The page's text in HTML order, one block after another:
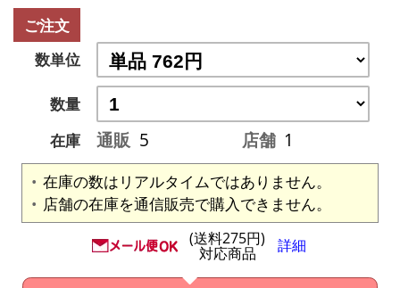
ご注文
数単位
数量
在庫
通販 5 店舗 1
在庫の数はリアルタイムではありません。
店舗の在庫を通信販売で購入できません。
(送料275円)
対応商品 詳細